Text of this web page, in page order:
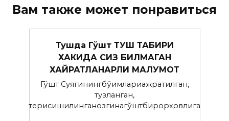
Вам также может понравиться
Тушда Гўшт ТУШ ТАБИРИ
ХАКИДА СИЗ БИЛМАГАН
ХАЙРАТЛАНАРЛИ МАЛУМОТ
Гўшт Суягинингбўғимлариажратилган,
тузланган,
терисишилинганозгинагўштбирорҳовлига